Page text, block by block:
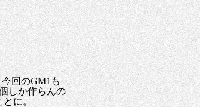
回のGM1も
しか作らんの
に。